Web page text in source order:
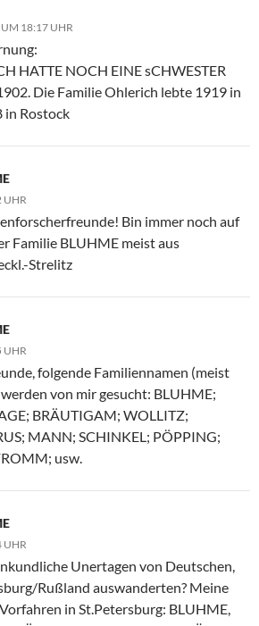
18:17 UHR
HATTE NOCH EINE sCHWESTER
Die Familie Ohlerich lebte 1919 in
in Rostock
UHR
Bin immer noch auf
Familie BLUHME meist aus
Strelitz
UHR
folgende Familiennamen (meist
von mir gesucht: BLUHME;
BRÄUTIGAM; WOLLITZ;
MANN; SCHINKEL; PÖPPING;
usw.
UHR
Unertagen von Deutschen,
Rußland auswanderten? Meine
in St.Petersburg: BLUHME,